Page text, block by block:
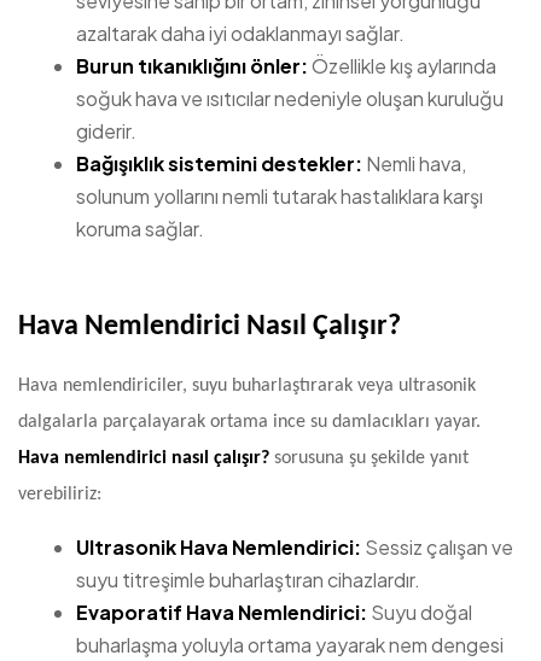
azaltarak daha iyi odaklanmayı sağlar.
Burun tıkanıklığını önler:Özellikle kış aylarında
soğuk hava ve ısıtıcılar nedeniyle oluşan kuruluğu
giderir.
Bağışıklık sistemini destekler: Nemli hava,
solunum yollarını nemli tutarak hastalıklara karşı
koruma sağlar.
Hava Nemlendirici Nasıl Çalışır?
Hava nemlendiriciler, suyu buharlaştırarak veya ultrasonik
dalgalarla parçalayarak ortama ince su damlacıkları yayar.
Hava nemlendirici nasıl çalışır? sorusuna şu şekilde yanıt
verebiliriz:
Ultrasonik Hava Nemlendirici: Sessiz çalışan ve
suyu titreşimle buharlaştıran cihazlardır.
Evaporatif Hava Nemlendirici: Suyu doğal
buharlaşma yoluyla ortama yayarak nem dengesi